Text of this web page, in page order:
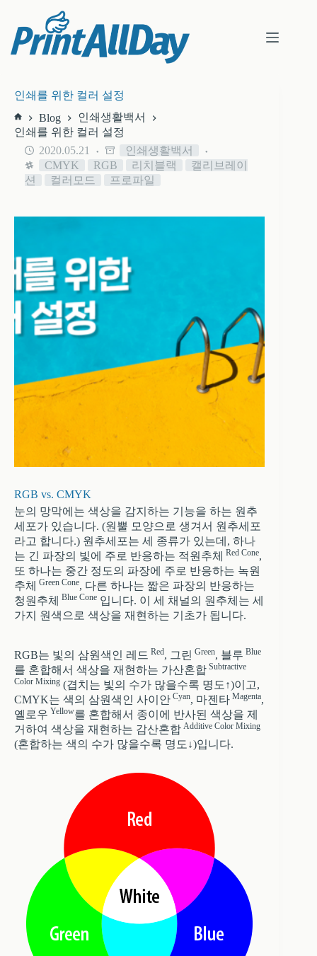
인쇄를 위한 컬러 설정
홈
Blog
인쇄생활백서
인쇄를 위한 컬러 설정
2020.05.21
인쇄생활백서
CMYK
RGB 리치블랙
캘리브레이
션
컬러모드 프로파일
RGB vs. CMYK
눈의 망막에는 색상을 감지하는 기능을 하는 원추
세포가 있습니다. (원뿔 모양으로 생겨서 원추세포
라고 합니다.) 원추세포는 세 종류가 있는데, 하나
는 긴 파장의 빛에 주로 반응하는 적원추체 Red Cone,
또 하나는 중간 정도의 파장에 주로 반응하는 녹원
추체 Green Cone, 다른 하나는 짧은 파장의 반응하는
청원추체 Blue Cone 입니다. 이 세 채널의 원추체는 세
가지 원색으로 색상을 재현하는 기초가 됩니다.
RGB는 빛의 삼원색인 레드 Red, 그린 Green, 블루 Blue
를 혼합해서 색상을 재현하는 가산혼합 Subtractive
Color Mixing (겹치는 빛의 수가 많을수록 명도↑)이고,
CMYK는 색의 삼원색인 사이안 Cyan, 마젠타 Magenta,
옐로우 Yellow를 혼합해서 종이에 반사된 색상을 제
거하여 색상을 재현하는 감산혼합 Additive Color Mixing
(혼합하는 색의 수가 많을수록 명도↓)입니다.